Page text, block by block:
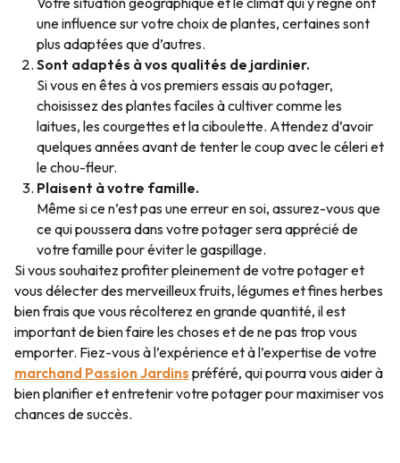
une influence sur votre choix de plantes, certaines sont
plus adaptées que d’autres.
Sont adaptés à vos qualités de jardinier.
Si vous en êtes à vos premiers essais au potager,
choisissez des plantes faciles à cultiver comme les
laitues, les courgettes et la ciboulette. Attendez d’avoir
quelques années avant de tenter le coup avec le céleri et
le chou-fleur.
Plaisent à votre famille.
Même si ce n’est pas une erreur en soi, assurez-vous que
ce qui poussera dans votre potager sera apprécié de
votre famille pour éviter le gaspillage.
Si vous souhaitez profiter pleinement de votre potager et
vous délecter des merveilleux fruits, légumes et fines herbes
bien frais que vous récolterez en grande quantité, il est
important de bien faire les choses et de ne pas trop vous
emporter. Fiez-vous à l’expérience et à l’expertise de votre
marchand Passion Jardins préféré, qui pourra vous aider à
bien planifier et entretenir votre potager pour maximiser vos
chances de succès.